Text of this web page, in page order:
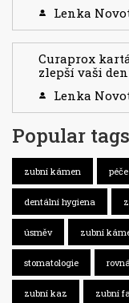
Lenka
Curaprox
zlepší vaši
Lenka
Popular tags
zubní kámen
dentální hygiena
úsměv zubní
stomatologie
zubní kaz zubní